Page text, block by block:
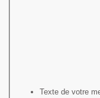
Texte de votre